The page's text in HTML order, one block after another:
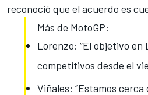
reconoció que el acuerdo es
Más de MotoGP:
Lorenzo: “El objetivo en
competitivos desde el
Viñales: “Estamos